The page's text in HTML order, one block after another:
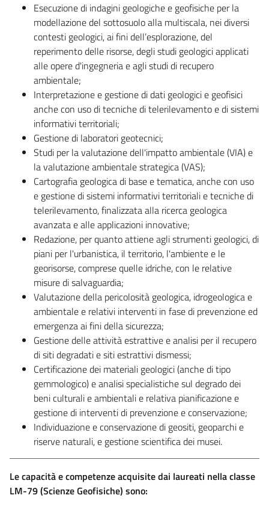
Esecuzione di indagini geologiche e geofisiche per la
modellazione del sottosuolo alla multiscala, nei diversi
contesti geologici, ai fini dell’esplorazione, del
reperimento delle risorse, degli studi geologici applicati
alle opere d'ingegneria e agli studi di recupero
ambientale;
Interpretazione e gestione di dati geologici e geofisici
anche con uso di tecniche di telerilevamento e di sistemi
informativi territoriali;
Gestione di laboratori geotecnici;
Studi per la valutazione dell'impatto ambientale (VIA) e
la valutazione ambientale strategica (VAS);
Cartografia geologica di base e tematica, anche con uso
e gestione di sistemi informativi territoriali e tecniche di
telerilevamento, finalizzata alla ricerca geologica
avanzata e alle applicazioni innovative;
Redazione, per quanto attiene agli strumenti geologici, di
piani per l'urbanistica, il territorio, l'ambiente e le
georisorse, comprese quelle idriche, con le relative
misure di salvaguardia;
Valutazione della pericolosità geologica, idrogeologica e
ambientale e relativi interventi in fase di prevenzione ed
emergenza ai fini della sicurezza;
Gestione delle attività estrattive e analisi per il recupero
di siti degradati e siti estrattivi dismessi;
Certificazione dei materiali geologici (anche di tipo
gemmologico) e analisi specialistiche sul degrado dei
beni culturali e ambientali e relativa pianificazione e
gestione di interventi di prevenzione e conservazione;
Individuazione e conservazione di geositi, geoparchi e
riserve naturali, e gestione scientifica dei musei.
Le capacità e competenze acquisite dai laureati nella classe
LM-79 (Scienze Geofisiche) sono: